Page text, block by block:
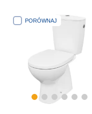
PORÓWNAJ